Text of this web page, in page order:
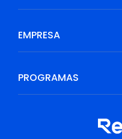
EMPRESA
PROGRAMAS